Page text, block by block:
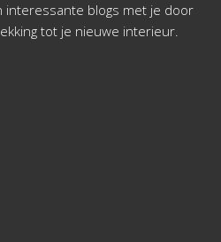
interessante blogs met je door
tot je nieuwe interieur.